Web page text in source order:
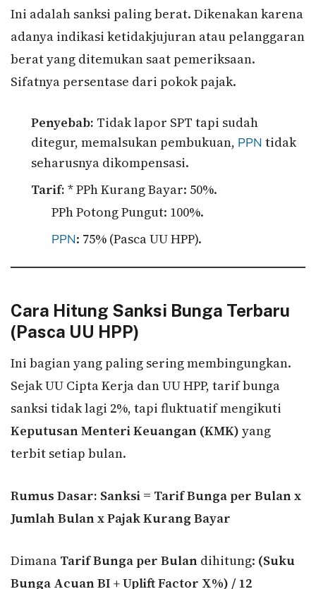
Ini adalah sanksi paling berat. Dikenakan karena
adanya indikasi ketidakjujuran atau pelanggaran
berat yang ditemukan saat pemeriksaan.
Sifatnya persentase dari pokok pajak.
Penyebab: Tidak lapor SPT tapi sudah
ditegur, memalsukan pembukuan, PPN tidak
seharusnya dikompensasi.
Tarif: * PPh Kurang Bayar: 50%.
PPh Potong Pungut: 100%.
PPN: 75% (Pasca UU HPP).
Cara Hitung Sanksi Bunga Terbaru
(Pasca UU HPP)
Ini bagian yang paling sering membingungkan.
Sejak UU Cipta Kerja dan UU HPP, tarif bunga
sanksi tidak lagi 2%, tapi fluktuatif mengikuti
Keputusan Menteri Keuangan (KMK) yang
terbit setiap bulan.
Rumus Dasar: Sanksi = Tarif Bunga per Bulan x
Jumlah Bulan x Pajak Kurang Bayar
Dimana Tarif Bunga per Bulan dihitung: (Suku
Bunga Acuan BI + Uplift Factor X%) / 12